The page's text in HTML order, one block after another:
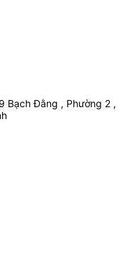
Bạch Đằng , Phường 2 ,